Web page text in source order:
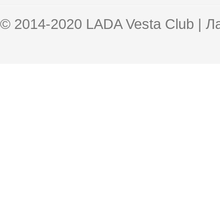
© 2014-2020 LADA Vesta Club |